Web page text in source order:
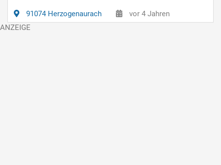
91074 Herzogenaurach vor 4 Jahren